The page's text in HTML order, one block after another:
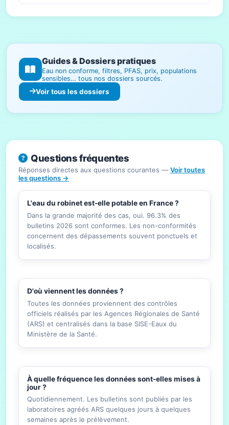
Guides & Dossiers pratiques
Eau non conforme, filtres, PFAS, prix, populations
sensibles… tous nos dossiers sourcés.
Voir tous les dossiers
Questions fréquentes
Réponses directes aux questions courantes — Voir toutes
les questions →
L'eau du robinet est-elle potable en France ?
Dans la grande majorité des cas, oui. 96.3% des
bulletins 2026 sont conformes. Les non-conformités
concernent des dépassements souvent ponctuels et
localisés.
D'où viennent les données ?
Toutes les données proviennent des contrôles
officiels réalisés par les Agences Régionales de Santé
(ARS) et centralisés dans la base SISE-Eaux du
Ministère de la Santé.
À quelle fréquence les données sont-elles mises à
jour ?
Quotidiennement. Les bulletins sont publiés par les
laboratoires agréés ARS quelques jours à quelques
semaines après le prélèvement.